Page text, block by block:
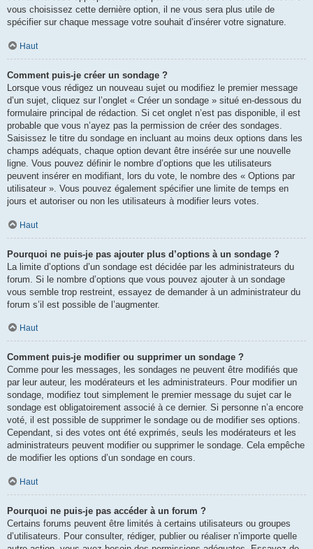
vous choisissez cette dernière option, il ne vous sera plus utile de
spécifier sur chaque message votre souhait d’insérer votre signature.
Haut
Comment puis-je créer un sondage ?
Lorsque vous rédigez un nouveau sujet ou modifiez le premier message
d’un sujet, cliquez sur l’onglet « Créer un sondage » situé en-dessous du
formulaire principal de rédaction. Si cet onglet n’est pas disponible, il est
probable que vous n’ayez pas la permission de créer des sondages.
Saisissez le titre du sondage en incluant au moins deux options dans les
champs adéquats, chaque option devant être insérée sur une nouvelle
ligne. Vous pouvez définir le nombre d’options que les utilisateurs
peuvent insérer en modifiant, lors du vote, le nombre des « Options par
utilisateur ». Vous pouvez également spécifier une limite de temps en
jours et autoriser ou non les utilisateurs à modifier leurs votes.
Haut
Pourquoi ne puis-je pas ajouter plus d’options à un sondage ?
La limite d’options d’un sondage est décidée par les administrateurs du
forum. Si le nombre d’options que vous pouvez ajouter à un sondage
vous semble trop restreint, essayez de demander à un administrateur du
forum s’il est possible de l’augmenter.
Haut
Comment puis-je modifier ou supprimer un sondage ?
Comme pour les messages, les sondages ne peuvent être modifiés que
par leur auteur, les modérateurs et les administrateurs. Pour modifier un
sondage, modifiez tout simplement le premier message du sujet car le
sondage est obligatoirement associé à ce dernier. Si personne n’a encore
voté, il est possible de supprimer le sondage ou de modifier ses options.
Cependant, si des votes ont été exprimés, seuls les modérateurs et les
administrateurs peuvent modifier ou supprimer le sondage. Cela empêche
de modifier les options d’un sondage en cours.
Haut
Pourquoi ne puis-je pas accéder à un forum ?
Certains forums peuvent être limités à certains utilisateurs ou groupes
d’utilisateurs. Pour consulter, rédiger, publier ou réaliser n’importe quelle